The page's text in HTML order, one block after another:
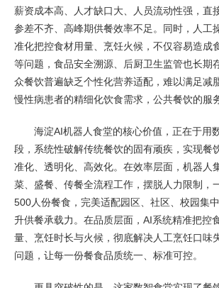
薪资成本高、人才缺口大、人员流动性强，直
参差不齐、高峰期供餐效率不足。同时，人工
准化把控食材用量、烹饪火候，不仅容易造成
等问题，食品安全溯源、后厨卫生监管也长期
众餐饮普遍缺乏个性化营养适配，难以满足减
慢性病患者的精细化饮食需求，公共餐饮的服
海淀AI机器人食堂的核心价值，正在于用
段，系统性破解传统餐饮的固有顽疾，实现餐
准化、透明化、高效化。在效率层面，机器人
菜、盛餐、传餐全流程工作，摆脱人力限制，
500人份餐食，完美适配园区、社区、校园集
升供餐承载力。在品质层面，AI系统精准把控
量、烹饪时长与火候，彻底解决人工烹饪口味
问题，让每一份餐食品质统一、标准可控。